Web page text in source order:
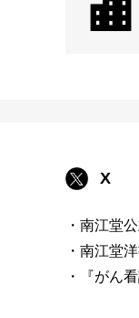
X
・南江堂
・南江堂
・『がん